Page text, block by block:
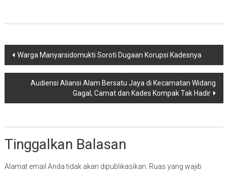
Navigasi
pos
Warga Manyarsidomukti Soroti Dugaan Korupsi Kadesnya
Audiensi Aliansi Alam Bersatu Jaya di Kecamatan Widang
Gagal, Camat dan Kades Kompak Tak Hadir
Tinggalkan Balasan
Alamat email Anda tidak akan dipublikasikan. Ruas yang wajib